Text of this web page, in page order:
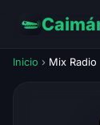
Inicio › Mix Radio